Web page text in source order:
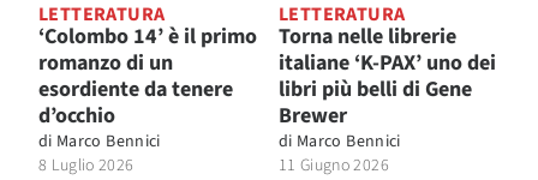
LETTERATURA
‘Colombo 14’ è il primo
romanzo di un
esordiente da tenere
d’occhio
di Marco Bennici
8 Luglio 2026
LETTERATURA
Torna nelle librerie
italiane ‘K-PAX’ uno dei
libri più belli di Gene
Brewer
di Marco Bennici
11 Giugno 2026